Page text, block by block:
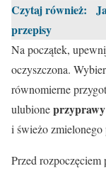
Czytaj również:
przepisy
Na początek,
oczyszczona.
równomierne
ulubioneprzyprawy
i świeżo
Przed rozpoczęciem